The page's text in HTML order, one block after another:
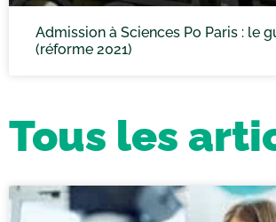
Admission à Sciences Po Paris : le
(réforme 2021)
Tous les